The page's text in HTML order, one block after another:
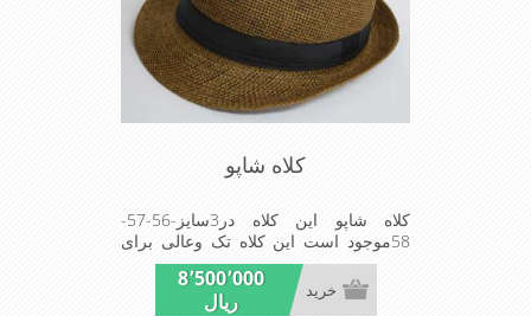
کلاه شاپو
کلاه شاپو این کلاه در3سایز-56-57-
58موجود است این کلاه تک وعالی برای
مهمانی است MADE IN CHINA
8٬500٬000
ریال
خرید